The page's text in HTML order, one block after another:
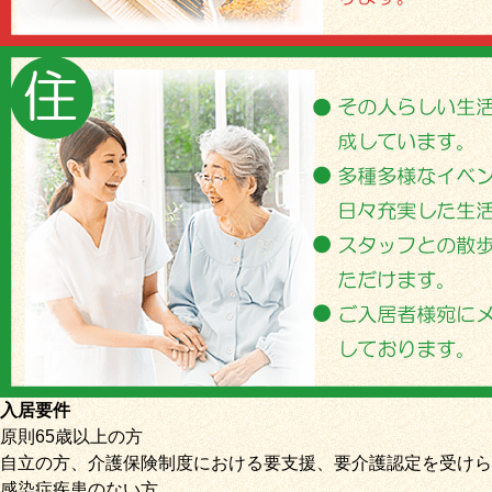
入居要件
原則65歳以上の方
自立の方、介護保険制度における要支援、要介護認定を受け